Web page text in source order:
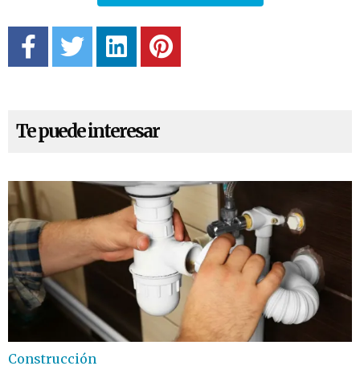
Te puede interesar
Construcción